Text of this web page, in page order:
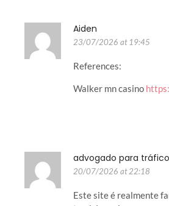
Aiden
23/07/2026 at 19:45
References:
Walker mn casino
advogado para
20/07/2026 at 22:18
Este site é realmente